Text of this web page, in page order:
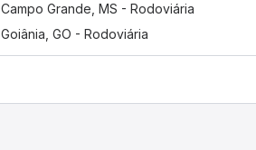
Campo Grande, MS - Rodoviária
Goiânia, GO - Rodoviária